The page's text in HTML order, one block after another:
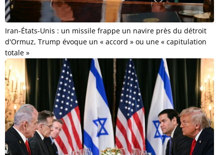
Iran-États-Unis : un missile frappe un navire près du détroit
d'Ormuz, Trump évoque un « accord » ou une « capitulation
totale »